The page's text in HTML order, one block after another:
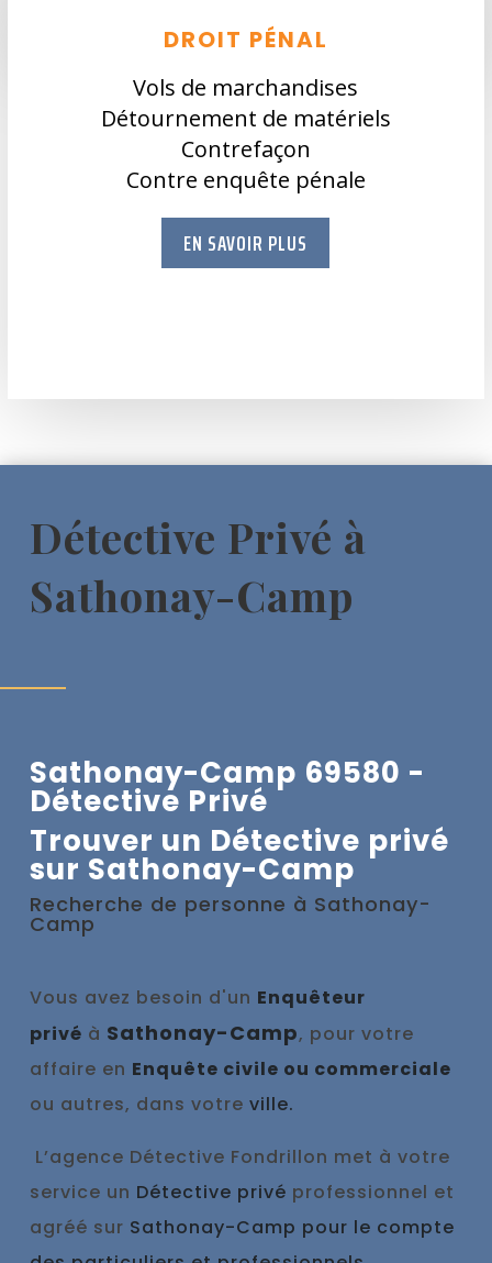
DROIT PÉNAL
Vols de marchandises
Détournement de matériels
Contrefaçon
Contre enquête pénale
EN SAVOIR PLUS
Détective Privé à
Sathonay-Camp
Sathonay-Camp 69580 -
Détective Privé
Trouver un Détective privé
sur Sathonay-Camp
Recherche de personne à Sathonay-
Camp
Vous avez besoin d'un Enquêteur
privé à Sathonay-Camp, pour votre
affaire en Enquête civile ou commerciale
ou autres, dans votre ville.
L’agence Détective Fondrillon met à votre
service un Détective privé professionnel et
agréé sur Sathonay-Camp pour le compte